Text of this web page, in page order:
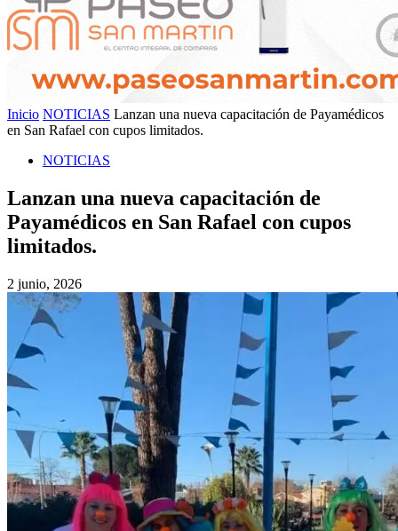
Inicio NOTICIAS Lanzan una nueva capacitación de Payamédicos
en San Rafael con cupos limitados.
NOTICIAS
Lanzan una nueva capacitación de
Payamédicos en San Rafael con cupos
limitados.
2 junio, 2026